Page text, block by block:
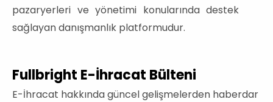
pazaryerleri ve yönetimi konularında destek
sağlayan danışmanlık platformudur.
Fullbright E-İhracat Bülteni
E-İhracat hakkında güncel gelişmelerden haberdar